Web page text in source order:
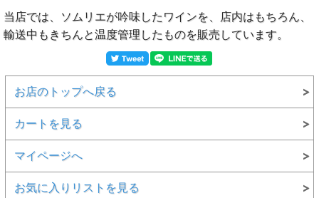
当店では、ソムリエが吟味したワインを、店内はもちろん、
輸送中もきちんと温度管理したものを販売しています。
お店のトップへ戻る
カートを見る
マイページへ
お気に入りリストを見る